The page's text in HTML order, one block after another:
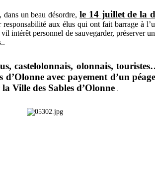
dans un beau désordre, le 14 juillet de la
responsabilité aux élus qui ont fait barrage à
intérêt personnel de sauvegarder, préserver
castelolonnais, olonnais,
d’Olonne avec payement d’un
Ville des Sables d’Olonne